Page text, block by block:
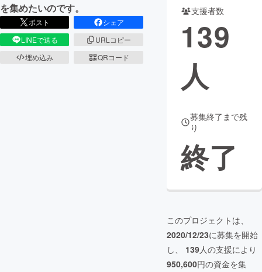
を集めたいのです。
ポスト
シェア
LINEで送る
URLコピー
埋め込み
QRコード
支援者数
139
人
募集終了まで残
り
終了
このプロジェクトは、
2020/12/23に募集を開始
し、 139人の支援により
950,600円の資金を集